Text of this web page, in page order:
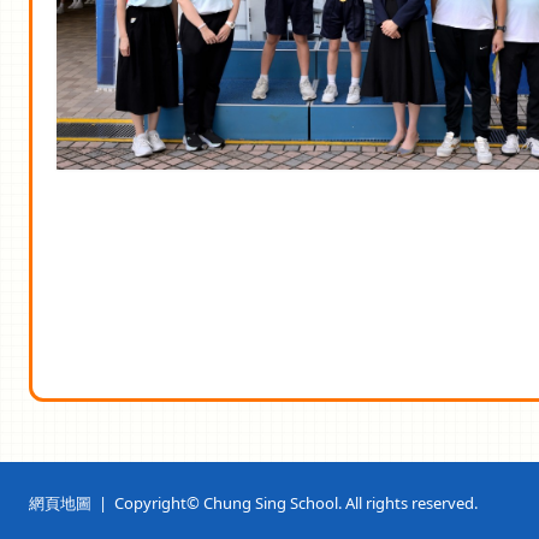
網頁地圖 | Copyright© Chung Sing School. All rights reserved.